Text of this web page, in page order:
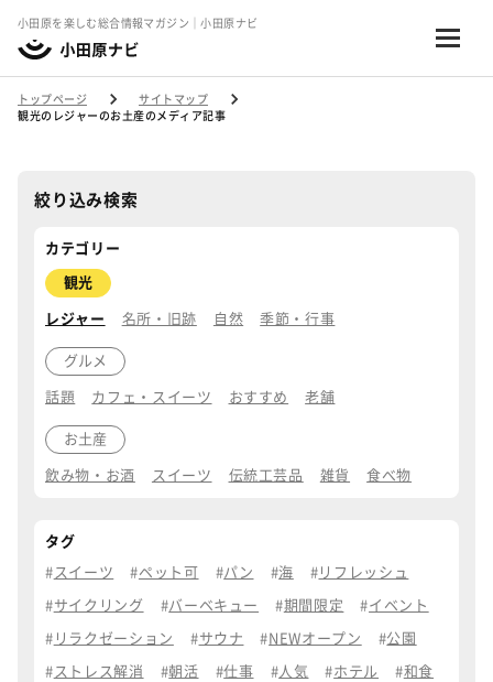
小田原を楽しむ総合情報マガジン｜小田原ナビ
トップページ
サイトマップ
観光のレジャーのお土産のメディア記事
絞り込み検索
カテゴリー
観光
レジャー 名所・旧跡 自然 季節・行事
グルメ
話題 カフェ・スイーツ おすすめ 老舗
お土産
飲み物・お酒 スイーツ 伝統工芸品 雑貨 食べ物
タグ
スイーツ ペット可 パン 海 リフレッシュ
サイクリング バーベキュー 期間限定 イベント
リラクゼーション サウナ NEWオープン 公園
ストレス解消 朝活 仕事 人気 ホテル 和食